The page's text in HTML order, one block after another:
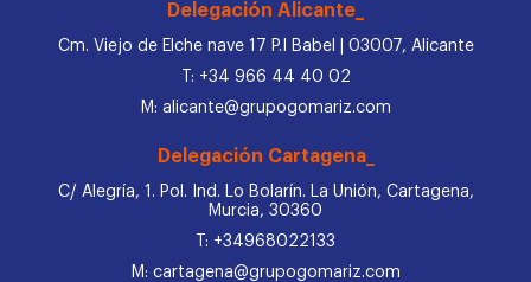
Delegación Alicante_
Cm. Viejo de Elche nave 17 P.I Babel | 03007, Alicante
T: +34 966 44 40 02
M: alicante@grupogomariz.com
Delegación Cartagena_
C/ Alegría, 1. Pol. Ind. Lo Bolarín. La Unión, Cartagena,
Murcia, 30360
T: +34968022133
M: cartagena@grupogomariz.com